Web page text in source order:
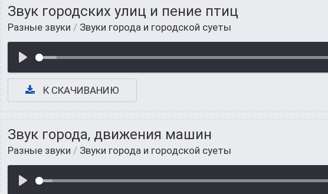
Звук городских улиц и пение птиц
Разные звуки / Звуки города и городской суеты
К СКАЧИВАНИЮ
Звук города, движения машин
Разные звуки / Звуки города и городской суеты